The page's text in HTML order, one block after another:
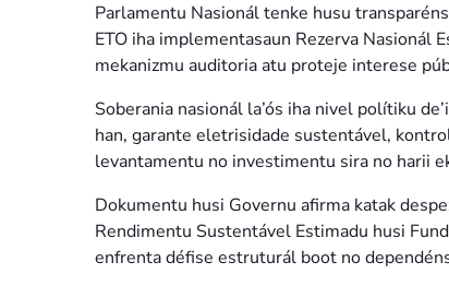
Parlamentu Nasionál tenke husu
ETO iha implementasaun Rezerva
mekanizmu auditoria atu proteje interese
Soberania nasionál la’ós iha nivel polítiku
han, garante eletrisidade sustentável,
levantamentu no investimentu sira no harii
Dokumentu husi Governu afirma katak
Rendimentu Sustentável Estimadu husi
enfrenta défise estruturál boot no